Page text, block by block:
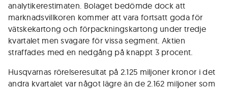
analytikerestimaten. Bolaget bedömde dock att
marknadsvillkoren kommer att vara fortsatt goda för
vätskekartong och förpackningskartong under tredje
kvartalet men svagare för vissa segment. Aktien
straffades med en nedgång på knappt 3 procent.
Husqvarnas rörelseresultat på 2.125 miljoner kronor i det
andra kvartalet var något lägre än de 2.162 miljoner som